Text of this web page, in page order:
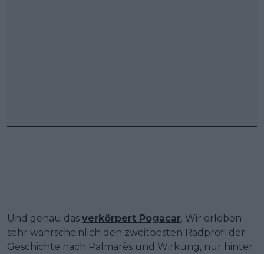
Und genau das verkörpert Pogacar. Wir erleben
sehr wahrscheinlich den zweitbesten Radprofi der
Geschichte nach Palmarès und Wirkung, nur hinter